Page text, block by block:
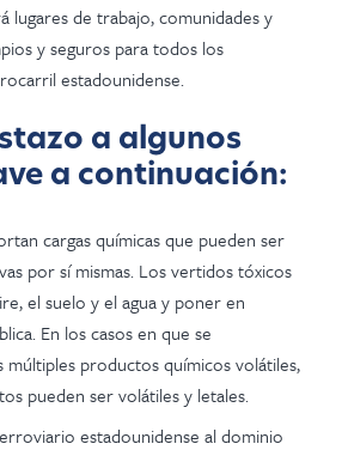
lugares de trabajo, comunidades y
y seguros para todos los
estadounidense.
a algunos
a continuación:
cargas químicas que pueden ser
por sí mismas. Los vertidos tóxicos
el suelo y el agua y poner en
En los casos en que se
productos químicos volátiles,
pueden ser volátiles y letales.
estadounidense al dominio